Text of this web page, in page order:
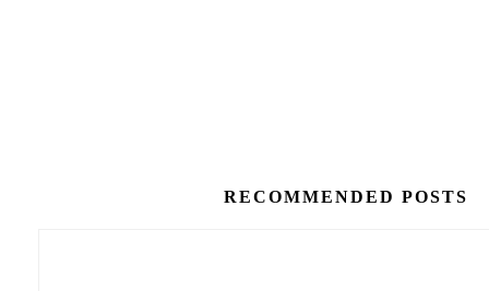
RECOMMENDED POSTS